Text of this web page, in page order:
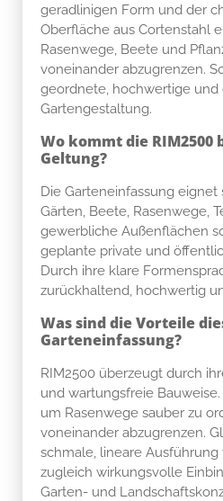
geradlinigen Form und der
Oberfläche aus Cortenstahl
Rasenwege, Beete und
voneinander abzugrenzen.
geordnete, hochwertige und
Gartengestaltung.
Wo kommt die RIM2500
Geltung?
Die Garteneinfassung
Gärten, Beete, Rasenwege,
gewerbliche Außenflächen
geplante private und
Durch ihre klare
zurückhaltend, hochwertig
Was sind die Vorteile
Garteneinfassung?
RIM2500 überzeugt durch
und wartungsfreie
um Rasenwege sauber zu
voneinander abzugrenzen.
schmale, lineare
zugleich wirkungsvolle
Garten- und